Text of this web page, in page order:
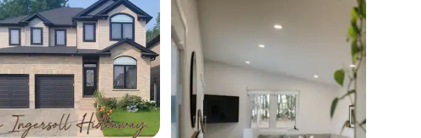
5 z 5, počet hodnotení: 22